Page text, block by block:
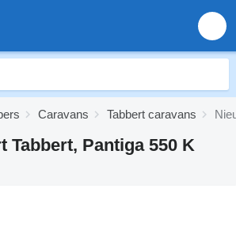
Caravans Tabbert caravans
Tabbert, Pantiga 550 K